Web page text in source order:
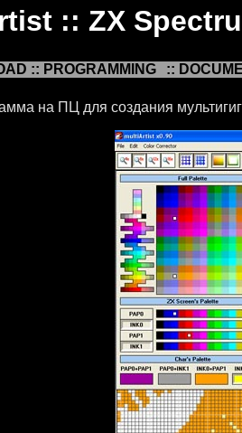
:: ZX
:: PROGRAMMING ::
на ПЦ для создания